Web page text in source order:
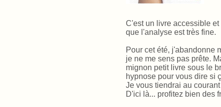
C'est un livre accessible
que l'analyse est très fine.
Pour cet été, j'abandonne
je ne me sens pas prête.
mignon petit livre sous le
hypnose pour vous dire si
Je vous tiendrai au
D'ici là... profitez bien des